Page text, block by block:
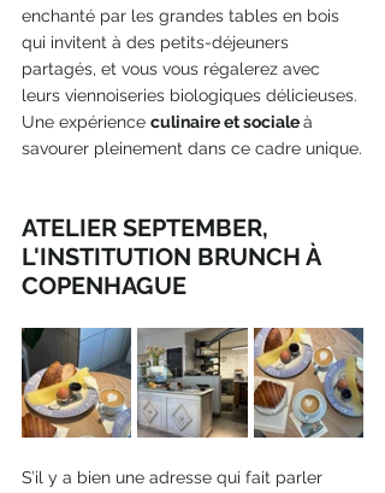
enchanté par les grandes tables en bois
qui invitent à des petits-déjeuners
partagés, et vous vous régalerez avec
leurs viennoiseries biologiques délicieuses.
Une expérience culinaire et sociale à
savourer pleinement dans ce cadre unique.
ATELIER SEPTEMBER,
L'INSTITUTION BRUNCH À
COPENHAGUE
S’il y a bien une adresse qui fait parler